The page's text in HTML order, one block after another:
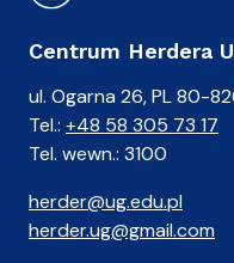
Centrum Herdera
ul. Ogarna 26, PL 80-
Tel.: +48 58 305 73 17
Tel. wewn.: 3100
herder@ug.edu.pl
herder.ug@gmail.com